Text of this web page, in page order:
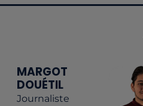
MARGOT
DOUÉTIL
Journaliste